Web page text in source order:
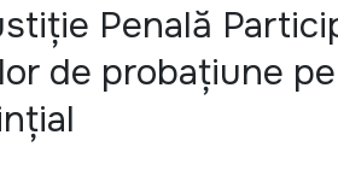
Penală
de probațiune